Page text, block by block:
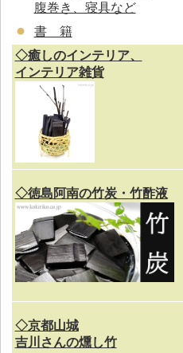
腹巻き、寝具など
書 籍
◇癒しのインテリア、
インテリア雑貨
◇徳島阿南の竹炭・竹酢液
◇京都山城
吉川さんの燻し竹